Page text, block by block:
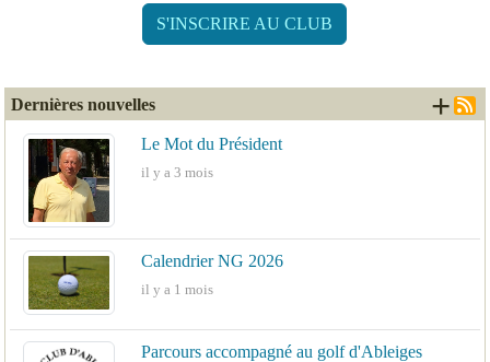
S'INSCRIRE AU CLUB
Dernières nouvelles
Le Mot du Président
il y a 3 mois
Calendrier NG 2026
il y a 1 mois
Parcours accompagné au golf d'Ableiges
+